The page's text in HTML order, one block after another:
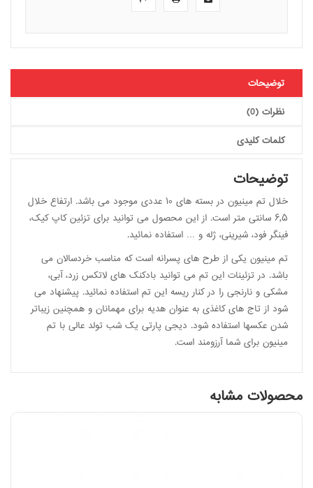
توضیحات
نظرات (0)
کلمات کلیدی
توضیحات
خلال تم مینیون در بسته های ۱۰ عددی موجود می باشد. ارتفاع خلال
۶٫۵ سانتی متر است. از این محصول می توانید برای تزئین کاپ کیک،
فینگر فود، شیرینی، ژله و … استفاده نمائید.
تم مینیون یکی از طرح های پسرانه است که مناسب خردسالان می
باشد. در تزئینات این تم می توانید بادکنک های لاتکس زرد، آبی،
مشکی و نارنجی را در کنار ریسه این تم استفاده نمائید. پیشنهاد می
شود از تاج های کاغذی به عنوان هدیه برای مهمانان و همچنین زیباتر
شدن عکسها استفاده شود. دیجی پارتی یک شب تولد عالی با تم
مینیون برای شما آرزومند است.
محصولات مشابه